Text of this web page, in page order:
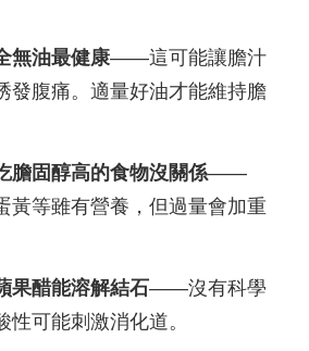
無油最健康——這可能讓膽汁
發腹痛。適量好油才能維持膽
膽固醇高的食物沒關係——
黃等雖有營養，但過量會加重
果醋能溶解結石——沒有科學
性可能刺激消化道。